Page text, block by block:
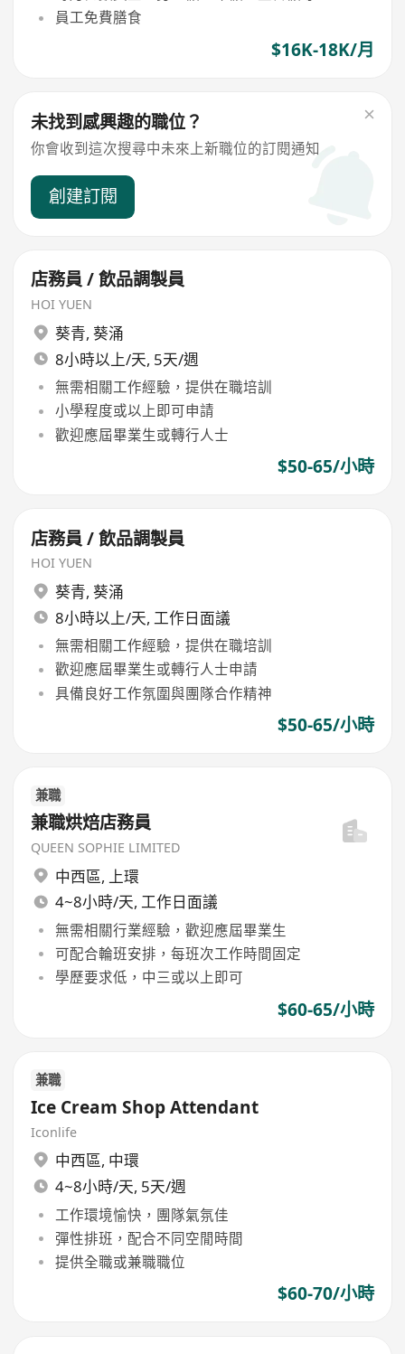
員工免費膳食
$16K-18K/月
未找到感興趣的職位？
你會收到這次搜尋中未來上新職位的訂閱通知
創建訂閱
店務員 / 飲品調製員
HOI YUEN
葵青, 葵涌
8小時以上/天, 5天/週
無需相關工作經驗，提供在職培訓
小學程度或以上即可申請
歡迎應屆畢業生或轉行人士
$50-65/小時
店務員 / 飲品調製員
HOI YUEN
葵青, 葵涌
8小時以上/天, 工作日面議
無需相關工作經驗，提供在職培訓
歡迎應屆畢業生或轉行人士申請
具備良好工作氛圍與團隊合作精神
$50-65/小時
兼職
兼職烘焙店務員
QUEEN SOPHIE LIMITED
中西區, 上環
4~8小時/天, 工作日面議
無需相關行業經驗，歡迎應屆畢業生
可配合輪班安排，每班次工作時間固定
學歷要求低，中三或以上即可
$60-65/小時
兼職
Ice Cream Shop Attendant
Iconlife
中西區, 中環
4~8小時/天, 5天/週
工作環境愉快，團隊氣氛佳
彈性排班，配合不同空閒時間
提供全職或兼職職位
$60-70/小時